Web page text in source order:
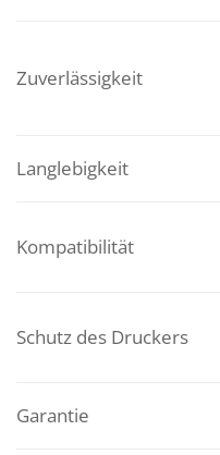
Zuverlässigkeit
Langlebigkeit
Kompatibilität
Schutz des Druckers
Garantie